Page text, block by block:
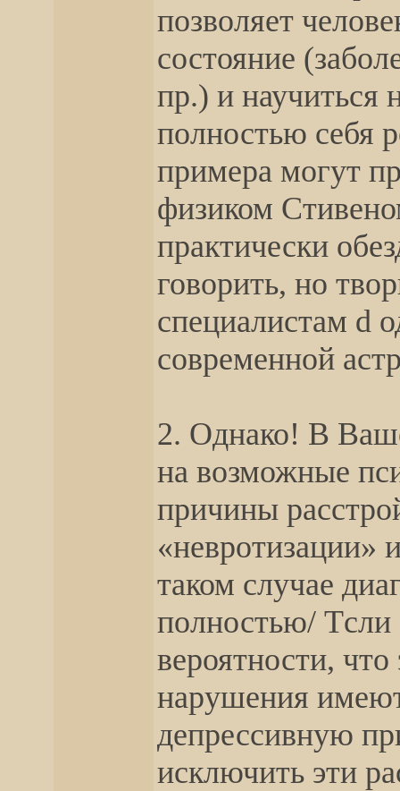
позволяет
состояние
пр.) и научиться
полностью себя
примера могут
физиком
практически
говорить, но
специалистам d
современной
2. Однако! В
на возможные
причины
«невротизации»
таком случае
полностью/ Tсли
вероятности,
нарушения
депрессивную
исключить эти